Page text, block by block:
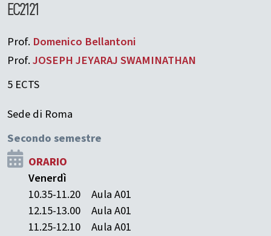
EC2121
Prof. Domenico Bellantoni
Prof.JOSEPH JEYARAJSWAMINATHAN
5 ECTS
Sede di Roma
Secondo semestre
ORARIO
Venerdì
10.35-11.20
Aula A01
12.15-13.00
Aula A01
11.25-12.10
Aula A01